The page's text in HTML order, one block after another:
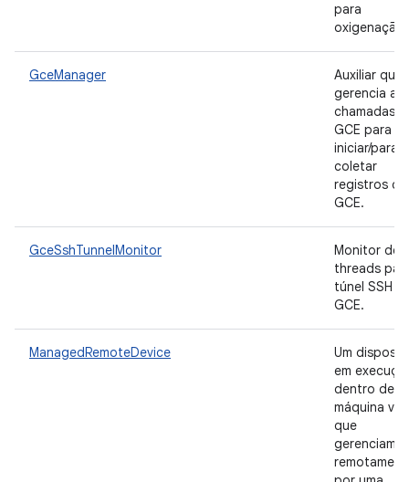
para
GceManager
Auxiliar que
gerencia as
chamadas
GCE para
iniciar/parar
coletar
registros do
GCE.
GceSshTunnelMonitor
Monitor de
threads
túnel SSH
GCE.
ManagedRemoteDevice
Um
em
dentro de
máquina
que